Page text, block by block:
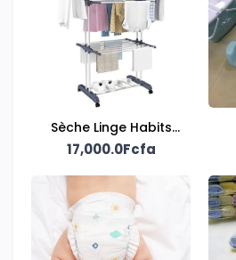
Sèche Linge Habits
Pour Bébé
17,000.0Fcfa